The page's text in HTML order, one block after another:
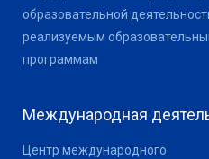
образовательной
реализуемым
программам
Международная
Центр международного